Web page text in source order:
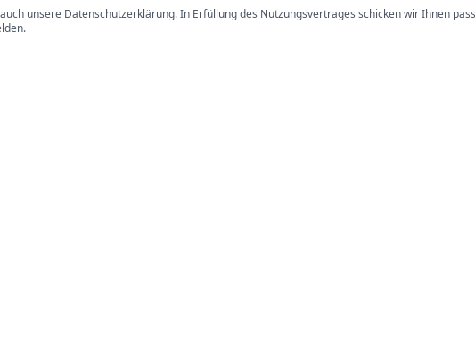
unsere Datenschutzerklärung. In Erfüllung des Nutzungsvertrages schicken wir Ihnen